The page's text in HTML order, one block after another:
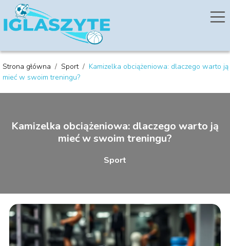
Strona główna / Sport / Kamizelka obciążeniowa: dlaczego warto ją
mieć w swoim treningu?
Kamizelka obciążeniowa: dlaczego warto ją
mieć w swoim treningu?
Sport